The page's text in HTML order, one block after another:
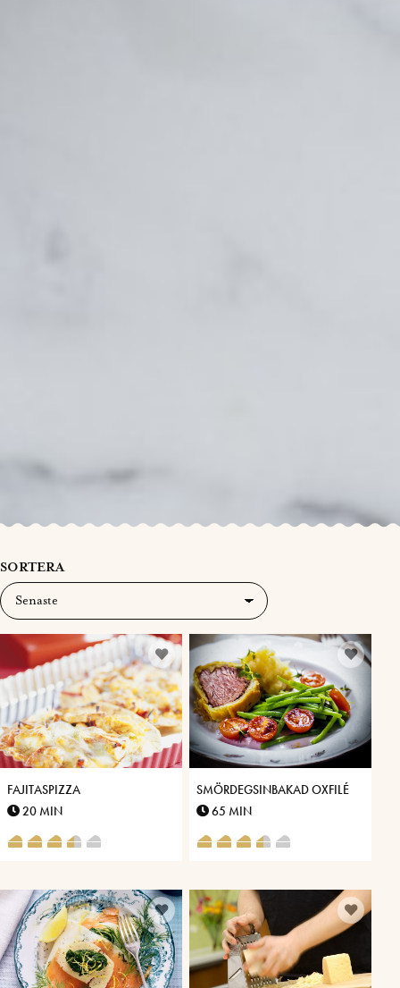
SORTERA
FAJITASPIZZA
20 MIN
SMÖRDEGSINBAKAD OXFILÉ
65 MIN